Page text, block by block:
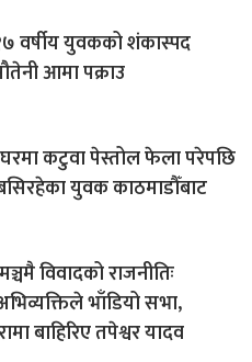
वर्षीय युवकको शंकास्पद
आमा पक्राउ
घरमा कटुवा पेस्तोल फेला परेपछि
युवक काठमाडौँबाट
विवादको राजनीतिः
भाँडियो सभा,
बाहिरिए तपेश्वर यादव